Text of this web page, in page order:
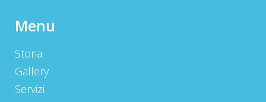
Menu
Storia
Gallery
Servizi